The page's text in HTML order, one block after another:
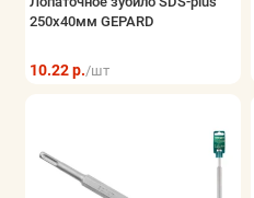
250х40мм GEPARD
10.22 р./шт